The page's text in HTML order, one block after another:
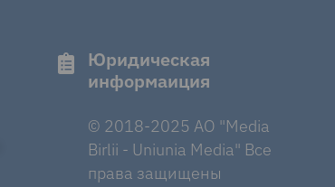
Юридическая
информаиция
© 2018-2025 AO "Media
Birlii - Uniunia Media" Все
права защищены